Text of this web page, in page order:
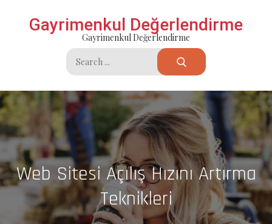
Gayrimenkul Değerlendirme
Gayrimenkul Değerlendirme
Search
for:
Web Sitesi Açılış Hızını Artırma
Teknikleri